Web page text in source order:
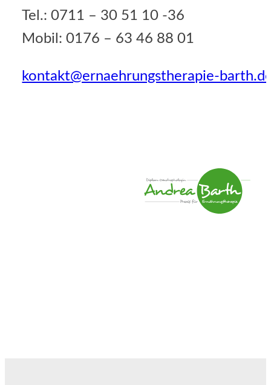
Tel.: 0711 – 30 51 10 -36
Mobil: 0176 – 63 46 88 01
kontakt@ernaehrungstherapie-